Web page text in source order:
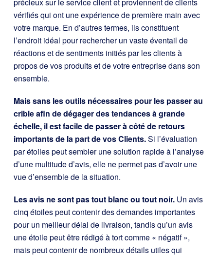
vérifiés qui ont une expérience de première main avec
votre marque. En d’autres termes, ils constituent
l’endroit idéal pour rechercher un vaste éventail de
réactions et de sentiments initiés par les clients à
propos de vos produits et de votre entreprise dans son
ensemble.
Mais sans les outils nécessaires pour les passer au
crible afin de dégager des tendances à grande
échelle, il est facile de passer à côté de retours
importants de la part de vos Clients.Si l’évaluation
par étoiles peut sembler une solution rapide à l’analyse
d’une multitude d’avis, elle ne permet pas d’avoir une
vue d’ensemble de la situation.
Les avis ne sont pas tout blanc ou tout noir. Un avis
cinq étoiles peut contenir des demandes importantes
pour un meilleur délai de livraison, tandis qu’un avis
une étoile peut être rédigé à tort comme « négatif »,
mais peut contenir de nombreux détails utiles qui